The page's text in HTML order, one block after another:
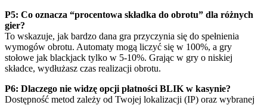
P5: Co oznacza “procentowa składka do obrotu” dla różnych
gier?
To wskazuje, jak bardzo dana gra przyczynia się do spełnienia
wymogów obrotu. Automaty mogą liczyć się w 100%, a gry
stołowe jak blackjack tylko w 5-10%. Grając w gry o niskiej
składce, wydłużasz czas realizacji obrotu.
P6: Dlaczego nie widzę opcji płatności BLIK w kasynie?
Dostępność metod zależy od Twojej lokalizacji (IP) oraz wybranej